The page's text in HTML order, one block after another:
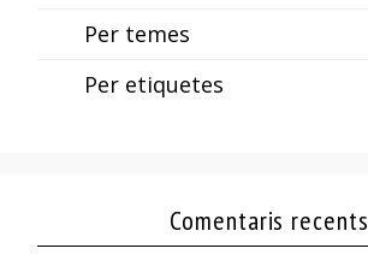
Per temes
Per etiquetes
Comentaris recents